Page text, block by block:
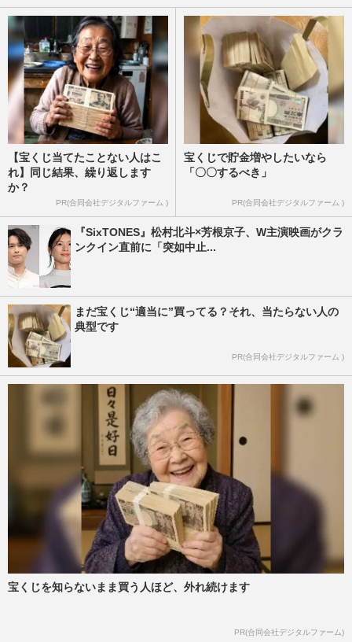
【宝くじ当てたことない人はこ
れ】同じ結果、繰り返します
か？
PR(合同会社デジタルファーム )
宝くじで貯金増やしたいなら
「〇〇するべき」
PR(合同会社デジタルファーム )
『SixTONES』松村北斗×芳根京子、W主演映画がクラ
ンクイン直前に「突如中止...
まだ宝くじ“適当に”買ってる？それ、当たらない人の
典型です
PR(合同会社デジタルファーム )
宝くじを知らないまま買う人ほど、外れ続けます
PR(合同会社デジタルファーム)